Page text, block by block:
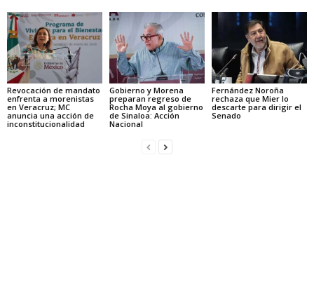
Revocación de mandato
enfrenta a morenistas
en Veracruz; MC
anuncia una acción de
inconstitucionalidad
Gobierno y Morena
preparan regreso de
Rocha Moya al gobierno
de Sinaloa: Acción
Nacional
Fernández Noroña
rechaza que Mier lo
descarte para dirigir el
Senado